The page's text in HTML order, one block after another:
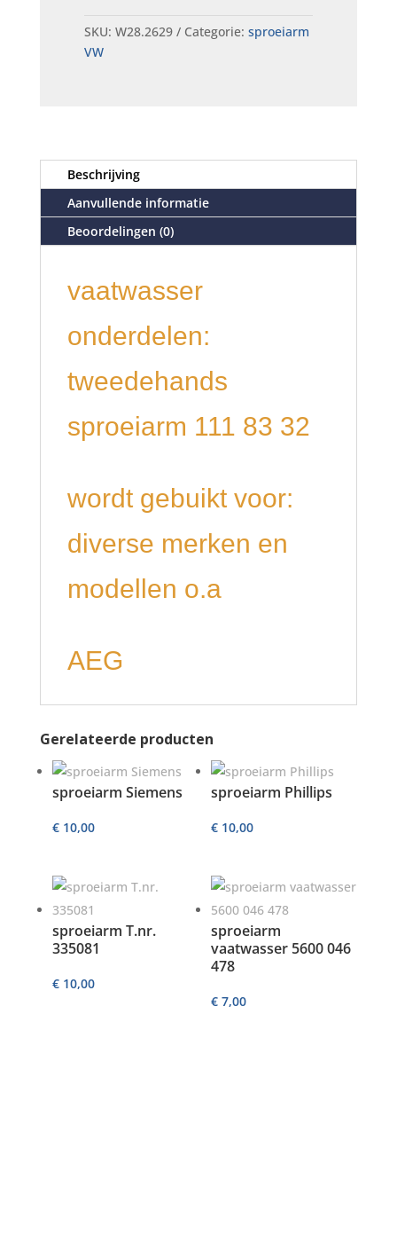
SKU: W28.2629 Categorie: sproeiarm
VW
Beschrijving
Aanvullende informatie
Beoordelingen (0)
vaatwasser
onderdelen:
tweedehands
sproeiarm 111 83 32
wordt gebuikt voor:
diverse merken en
modellen o.a
AEG
Gerelateerde producten
sproeiarm Siemens
€10,00
sproeiarm Phillips
€10,00
sproeiarm T.nr.
335081
€10,00
sproeiarm
vaatwasser 5600 046
478
€7,00